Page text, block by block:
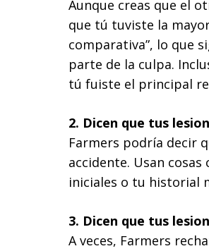
Aunque creas que el
que tú tuviste la
comparativa”, lo que
parte de la culpa.
tú fuiste el principal
2. Dicen que tus
Farmers podría decir
accidente. Usan
iniciales o tu historial
3. Dicen que tus
A veces, Farmers